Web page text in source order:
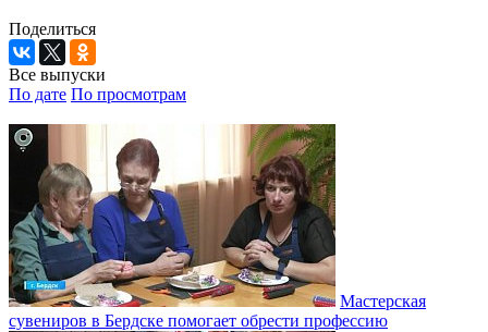
Поделиться
Все выпуски
По дате По просмотрам
Мастерская
сувениров в Бердске помогает обрести профессию